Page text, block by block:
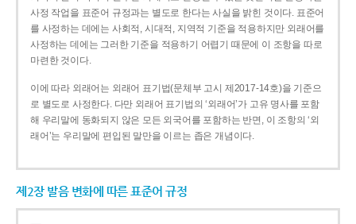
사정 작업을 표준어 규정과는 별도로 한다는 사실을 밝힌 것이다. 표준어
를 사정하는 데에는 사회적, 시대적, 지역적 기준을 적용하지만 외래어를
사정하는 데에는 그러한 기준을 적용하기 어렵기 때문에 이 조항을 따로
마련한 것이다.
이에 따라 외래어는 외래어 표기법(문체부 고시 제2017-14호)을 기준으
로 별도로 사정한다. 다만 외래어 표기법의 ‘외래어’가 고유 명사를 포함
해 우리말에 동화되지 않은 모든 외국어를 포함하는 반면, 이 조항의 ‘외
래어’는 우리말에 편입된 말만을 이르는 좁은 개념이다.
제2장 발음 변화에 따른 표준어 규정